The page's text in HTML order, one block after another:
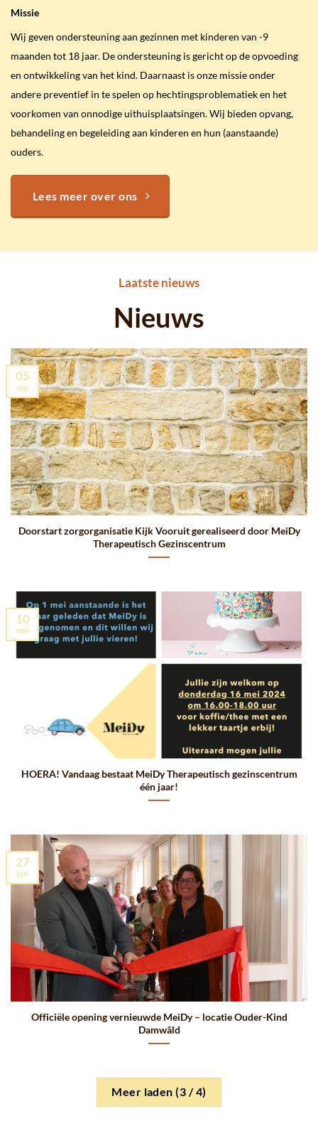
Missie
Wij geven ondersteuning aan gezinnen met kinderen van -9
maanden tot 18 jaar. De ondersteuning is gericht op de opvoeding
en ontwikkeling van het kind. Daarnaast is onze missie onder
andere preventief in te spelen op hechtingsproblematiek en het
voorkomen van onnodige uithuisplaatsingen. Wij bieden opvang,
behandeling en begeleiding aan kinderen en hun (aanstaande)
ouders.
Lees meer over ons
Laatste nieuws
Nieuws
Doorstart zorgorganisatie Kijk Vooruit gerealiseerd door MeiDy
Therapeutisch Gezinscentrum
05
sep
HOERA! Vandaag bestaat MeiDy Therapeutisch gezinscentrum
één jaar!
10
mei
Officiële opening vernieuwde MeiDy – locatie Ouder-Kind
Damwâld
27
jun
Meer laden(3 / 4)